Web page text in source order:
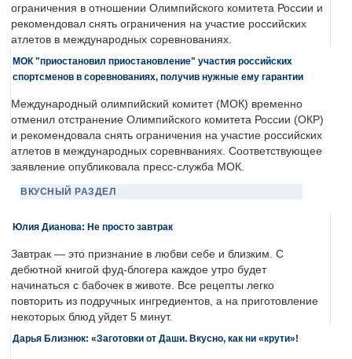
ограничения в отношении Олимпийского комитета России и
рекомендовал снять ограничения на участие российских
атлетов в международных соревнованиях.
МОК "приостановил приостановление" участия российских
спортсменов в соревнованиях, получив нужные ему гарантии
Международный олимпийский комитет (МОК) временно
отменил отстранение Олимпийского комитета России (ОКР)
и рекомендовала снять ограничения на участие российских
атлетов в международных соревнваниях. Соответствующее
заявление опубликовала пресс-служба МОК.
ВКУСНЫЙ РАЗДЕЛ
Юлия Дианова: Не просто завтрак
Завтрак — это признание в любви себе и близким. С
дебютной книгой фуд-блогера каждое утро будет
начинаться с бабочек в животе. Все рецепты легко
повторить из подручных ингредиентов, а на приготовление
некоторых блюд уйдет 5 минут.
Дарья Близнюк: «Заготовки от Даши. Вкусно, как ни «крути»!